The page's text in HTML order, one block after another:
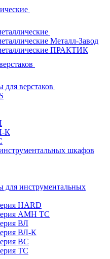
Металл-Завод
ПРАКТИК
для верстаков
К
шкафов
для инструментальных
HARD
АМН ТС
ВЛ
ВЛ-К
ВС
ТС